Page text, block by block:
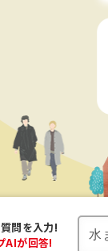
質問を入力!
AIが回答!